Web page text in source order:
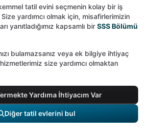
tatil evini seçmenin kolay bir iş
Size yardımcı olmak için, misafirlerimizin
yanıtladığımız kapsamlı bir SSS Bölümü
bulamazsanız veya ek bilgiye ihtiyaç
size yardımcı olmaktan
Yardıma İhtiyacım Var
Diğer tatil evlerini bul